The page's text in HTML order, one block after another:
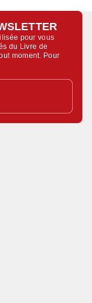
pour vous
du Livre de
moment. Pour